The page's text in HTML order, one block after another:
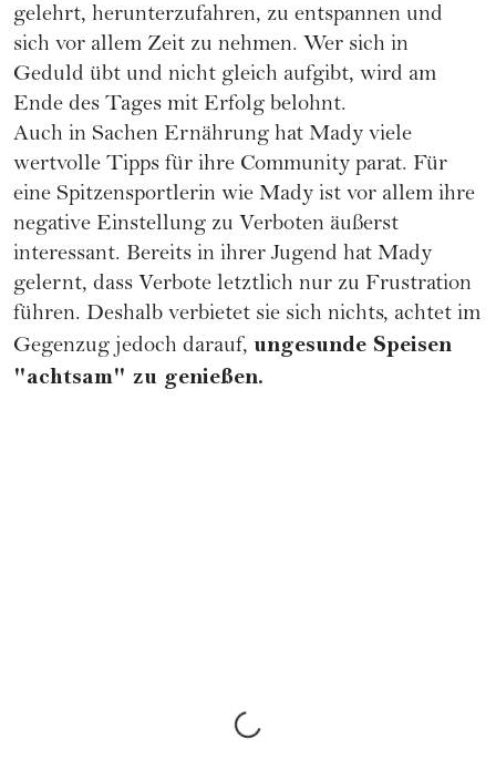
gelehrt, herunterzufahren, zu entspannen und
sich vor allem Zeit zu nehmen. Wer sich in
Geduld übt und nicht gleich aufgibt, wird am
Ende des Tages mit Erfolg belohnt.
Auch in Sachen Ernährung hat Mady viele
wertvolle Tipps für ihre Community parat. Für
eine Spitzensportlerin wie Mady ist vor allem ihre
negative Einstellung zu Verboten äußerst
interessant. Bereits in ihrer Jugend hat Mady
gelernt, dass Verbote letztlich nur zu Frustration
führen. Deshalb verbietet sie sich nichts, achtet im
Gegenzug jedoch darauf, ungesunde Speisen
"achtsam" zu genießen.